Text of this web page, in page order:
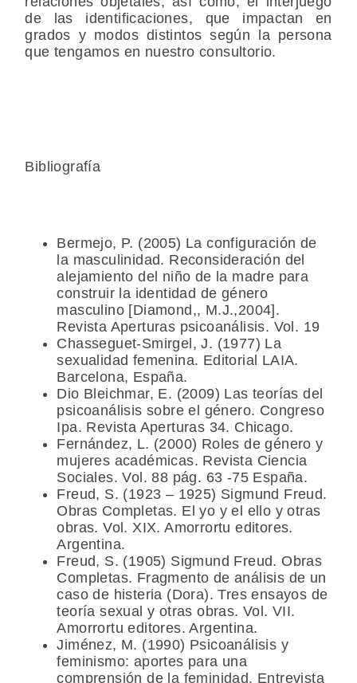
de las identificaciones, que impactan en
grados y modos distintos según la persona
que tengamos en nuestro consultorio.
Bibliografía
Bermejo, P. (2005) La configuración de
la masculinidad. Reconsideración del
alejamiento del niño de la madre para
construir la identidad de género
masculino [Diamond,, M.J.,2004].
Revista Aperturas psicoanálisis. Vol. 19
Chasseguet-Smirgel, J. (1977) La
sexualidad femenina. Editorial LAIA.
Barcelona, España.
Dio Bleichmar, E. (2009) Las teorías del
psicoanálisis sobre el género. Congreso
Ipa. Revista Aperturas 34. Chicago.
Fernández, L. (2000) Roles de género y
mujeres académicas. Revista Ciencia
Sociales. Vol. 88 pág. 63 -75 España.
Freud, S. (1923 – 1925) Sigmund Freud.
Obras Completas. El yo y el ello y otras
obras. Vol. XIX. Amorrortu editores.
Argentina.
Freud, S. (1905) Sigmund Freud. Obras
Completas. Fragmento de análisis de un
caso de histeria (Dora). Tres ensayos de
teoría sexual y otras obras. Vol. VII.
Amorrortu editores. Argentina.
Jiménez, M. (1990) Psicoanálisis y
feminismo: aportes para una
comprensión de la feminidad. Entrevista